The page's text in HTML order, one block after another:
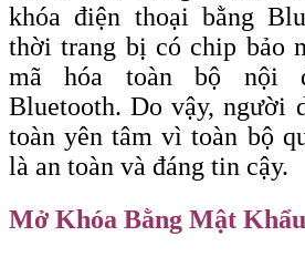
khóa điện thoại bằng
thời trang bị có chip bảo
mã hóa toàn bộ nội
Bluetooth. Do vậy, người
toàn yên tâm vì toàn bộ
là an toàn và đáng tin cậy.
Mở Khóa Bằng Mật Khẩu